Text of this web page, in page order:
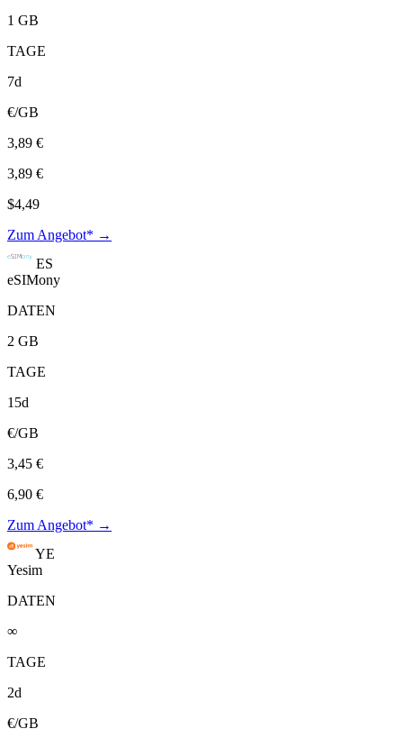
1 GB
TAGE
7d
€/GB
3,89 €
3,89 €
$4,49
Zum Angebot* →
ES
eSIMony
DATEN
2 GB
TAGE
15d
€/GB
3,45 €
6,90 €
Zum Angebot* →
YE
Yesim
DATEN
∞
TAGE
2d
€/GB